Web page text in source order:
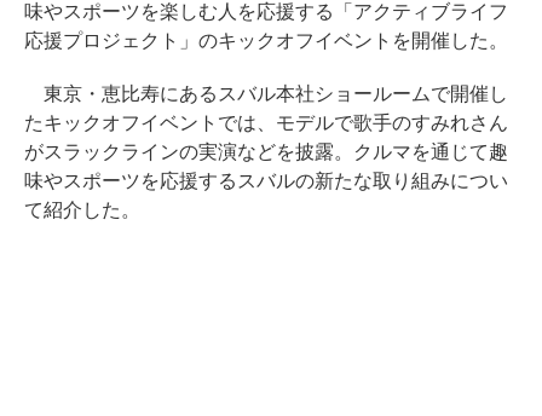
味やスポーツを楽しむ人を応援する「アクティブライフ
応援プロジェクト」のキックオフイベントを開催した。
東京・恵比寿にあるスバル本社ショールームで開催し
たキックオフイベントでは、モデルで歌手のすみれさん
がスラックラインの実演などを披露。クルマを通じて趣
味やスポーツを応援するスバルの新たな取り組みについ
て紹介した。